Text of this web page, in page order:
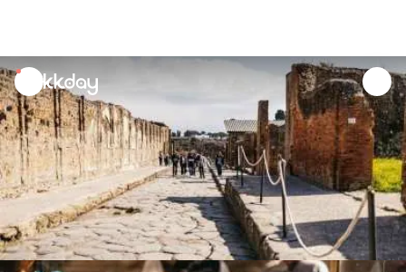
unread
notifications